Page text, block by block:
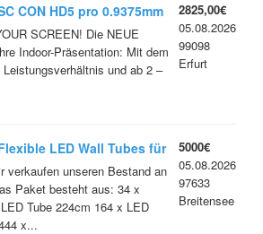
CON HD5 pro 0.9375mm
REAL 8K- 16K SYSTEM!
SCREEN! Die NEUE
Indoor-Präsentation: Mit dem
und ab 2 –
2825,00€
05.08.2026
99098
Erfurt
LED Wall Tubes für
verkaufen unseren Bestand an
Paket besteht aus: 34 x
Tube 224cm 164 x LED
x...
5000€
05.08.2026
97633
Breitensee